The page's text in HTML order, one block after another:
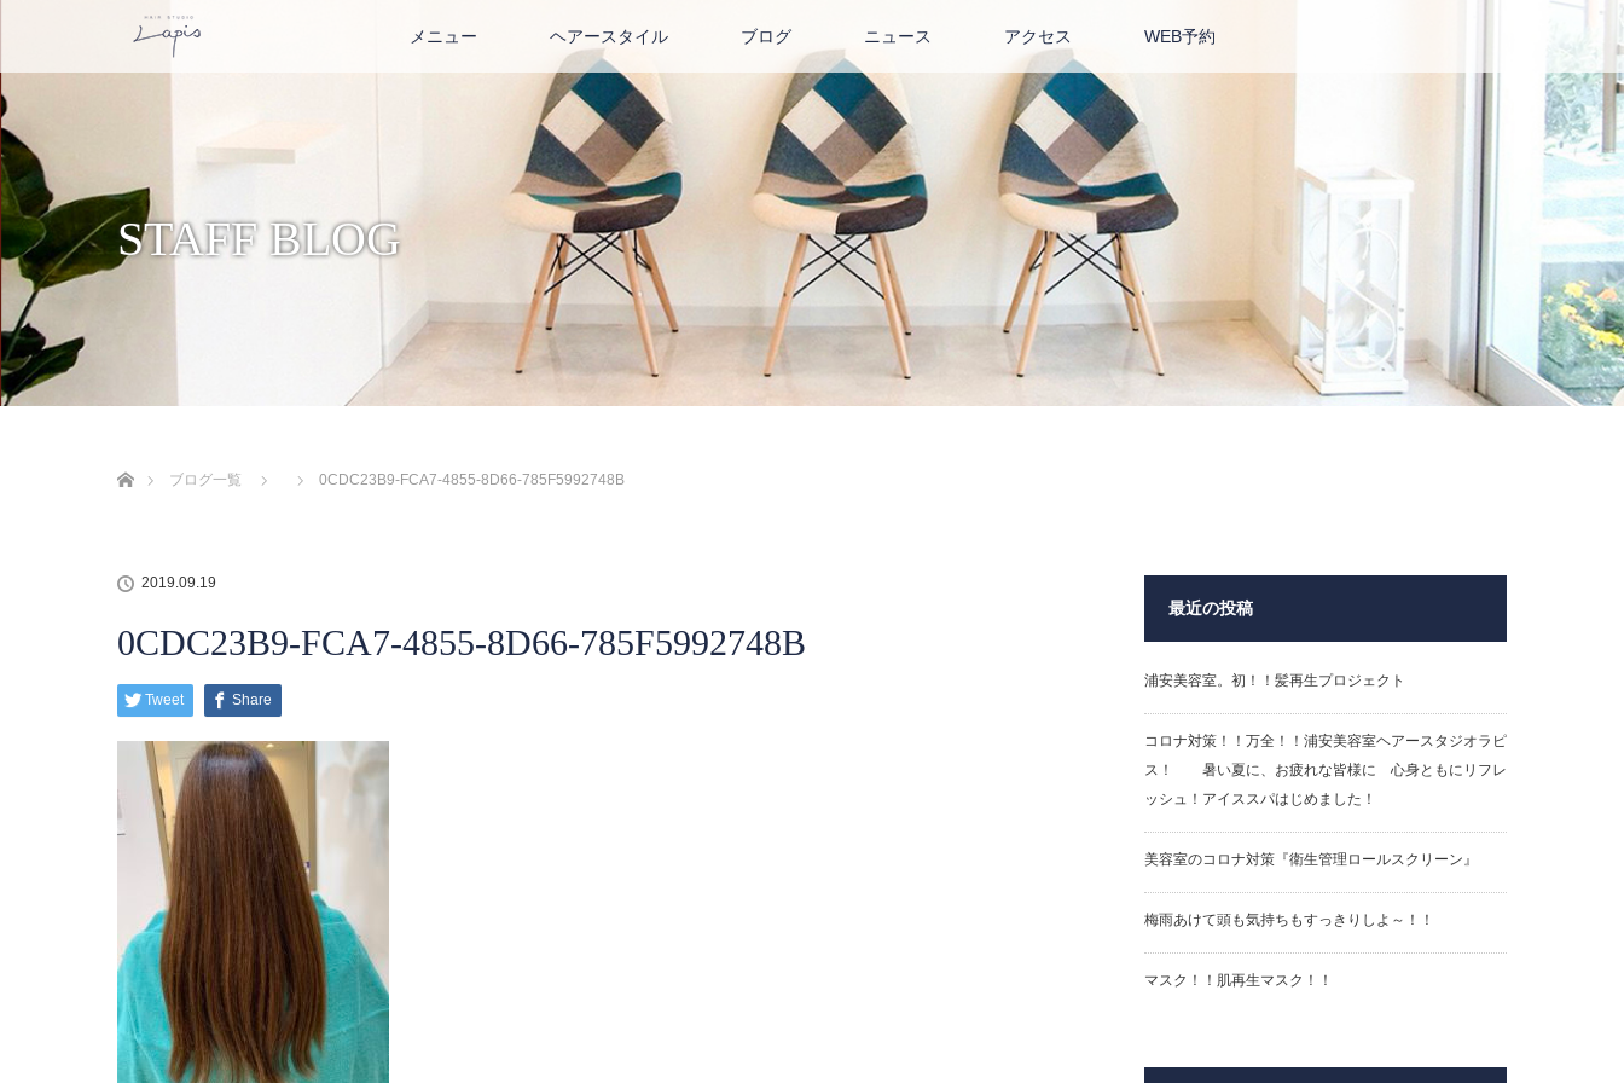
メニュー ヘアースタイル ブログ ニュース アクセス WEB予約
STAFF BLOG
ブログ一覧
0CDC23B9-FCA7-4855-8D66-785F5992748B
2019.09.19
0CDC23B9-FCA7-4855-8D66-785F5992748B
Tweet Share
最近の投稿
浦安美容室。初！！髪再生プロジェクト
コロナ対策！！万全！！浦安美容室ヘアースタジオラピ
ス！ 暑い夏に、お疲れな皆様に 心身ともにリフレ
ッシュ！アイススパはじめました！
美容室のコロナ対策『衛生管理ロールスクリーン』
梅雨あけて頭も気持ちもすっきりしよ～！！
マスク！！肌再生マスク！！